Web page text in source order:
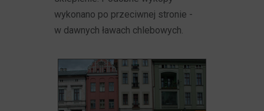
wykonano po przeciwnej stronie -
w dawnych ławach chlebowych.